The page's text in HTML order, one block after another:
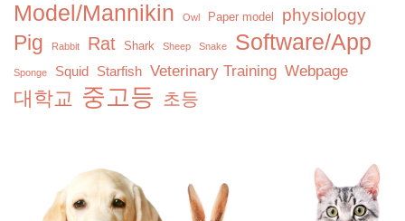
Model/Mannikin Owl Paper model physiology
Pig Rabbit Rat Shark Sheep Snake Software/App
Sponge Squid Starfish Veterinary Training Webpage
대학교 중고등 초등